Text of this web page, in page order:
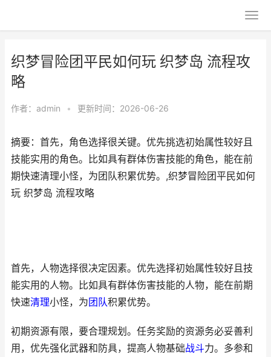
织梦冒险团平民如何玩 织梦岛 流程攻
略
作者： admin • 更新时间：2026-06-26
摘要：首先，角色选择很关键。优先挑选初始属性较好且
技能实用的角色。比如具有群体伤害技能的角色，能在前
期快速清理小怪，为团队积累优势。,织梦冒险团平民如何
玩 织梦岛 流程攻略
首先，人物选择很决定因素。优先选择初始属性较好且技
能实用的人物。比如具有群体伤害技能的人物，能在前期
快速清理小怪，为团队积累优势。
初期资源有限，要合理规划。任务奖励的资源务必妥善利
用，优先强化武器和防具，提高人物基础战斗力。多参和